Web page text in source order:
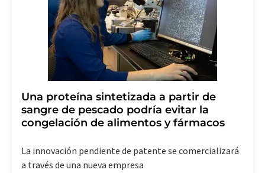
Una proteína sintetizada a partir de
sangre de pescado podría evitar la
congelación de alimentos y fármacos
La innovación pendiente de patente se comercializará
a través de una nueva empresa